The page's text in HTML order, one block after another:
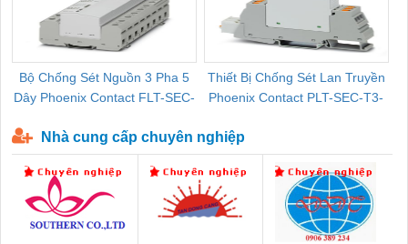
Bộ Chống Sét Nguồn 3 Pha 5
Dây Phoenix Contact FLT-SEC-
Thiết Bị Chống Sét Lan Truyền
Phoenix Contact PLT-SEC-T3-
Nhà cung cấp chuyên nghiệp